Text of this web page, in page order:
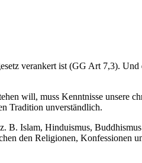
verankert ist (GG Art 7,3). Und
will, muss Kenntnisse unsere
Tradition unverständlich.
B. Islam, Hinduismus,
den Religionen, Konfessionen